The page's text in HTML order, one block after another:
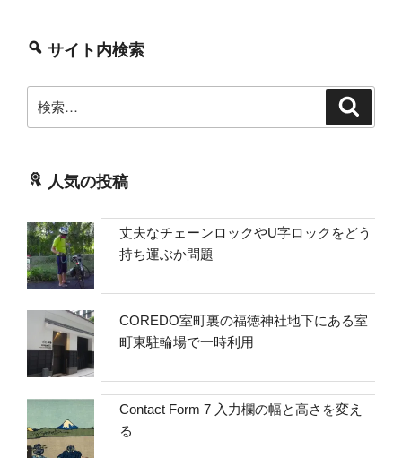
サイト内検索
索:
人気の投稿
丈夫なチェーンロックやU字ロックをどう
持ち運ぶか問題
COREDO室町裏の福徳神社地下にある室
町東駐輪場で一時利用
Contact Form 7 入力欄の幅と高さを変え
る